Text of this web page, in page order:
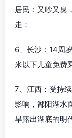
居民：又吵又臭
走；
6、长沙：14周
米以下儿童免费
7、江西：受持
影响，鄱阳湖水
旱露出湖底的明